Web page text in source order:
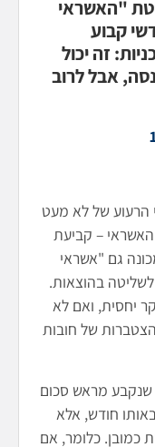
"האשראי
קבוע
זה יכול
אבל לרוב
של לא מעט
– קביעת
גם "אשראי
בהוצאות.
יחסית, ואם לא
של חובות
מראש סכום
חודש, אלא
כמובן. כלומר, אם